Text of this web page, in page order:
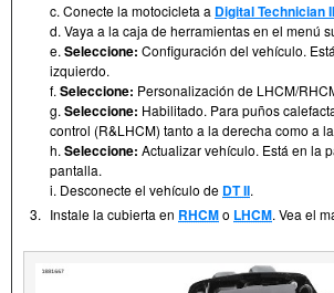
c. Conecte la motocicleta a Digital Technician II
d. Vaya a la caja de herramientas en el menú
e. Seleccione: Configuración del vehículo.
izquierdo.
f. Seleccione: Personalización de LHCM/
g. Seleccione: Habilitado. Para puños
control (R&LHCM) tanto a la derecha como a
h. Seleccione: Actualizar vehículo. Está en la
pantalla.
i. Desconecte el vehículo de DT II.
3. Instale la cubierta en RHCMo LHCM. Vea el